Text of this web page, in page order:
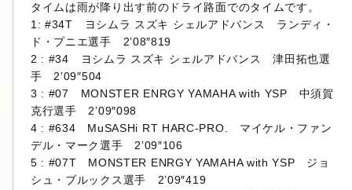
タイムは雨が降り出す前のドライ路面でのタイムです。
1: #34T ヨシムラ スズキ シェルアドバンス ランディ・
ド・プニエ選手 2’08″819
2 : #34 ヨシムラ スズキ シェルアドバンス 津田拓也選
手 2’09″504
3 : #07 MONSTER ENRGY YAMAHA with YSP 中須賀
克行選手 2’09″098
4 : #634 MuSASHi RT HARC-PRO. マイケル・ファン
デル・マーク選手 2’09″106
5 : #07T MONSTER ENRGY YAMAHA with YSP ジョ
シュ・ブルックス選手 2’09″419